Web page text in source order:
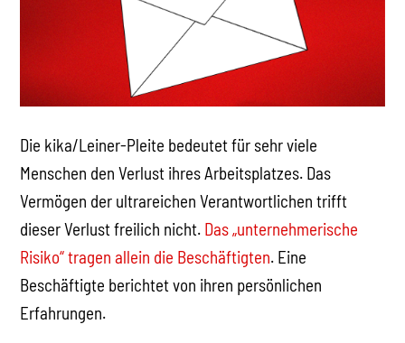
Die kika/Leiner-Pleite bedeutet für sehr viele
Menschen den Verlust ihres Arbeitsplatzes. Das
Vermögen der ultrareichen Verantwortlichen trifft
dieser Verlust freilich nicht. Das „unternehmerische
Risiko“ tragen allein die Beschäftigten. Eine
Beschäftigte berichtet von ihren persönlichen
Erfahrungen.